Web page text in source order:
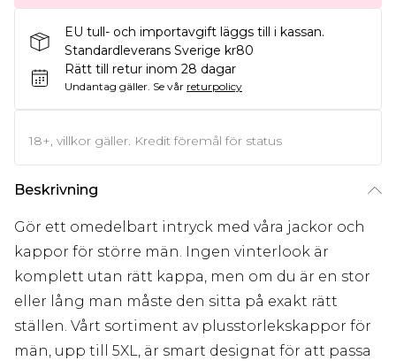
EU tull- och importavgift läggs till i kassan.
Standardleverans Sverige kr80
Rätt till retur inom 28 dagar
Undantag gäller. Se vår returpolicy
18+, villkor gäller. Kredit föremål för status
Beskrivning
Gör ett omedelbart intryck med våra jackor och
kappor för större män. Ingen vinterlook är
komplett utan rätt kappa, men om du är en stor
eller lång man måste den sitta på exakt rätt
ställen. Vårt sortiment av plusstorlekskappor för
män, upp till 5XL, är smart designat för att passa